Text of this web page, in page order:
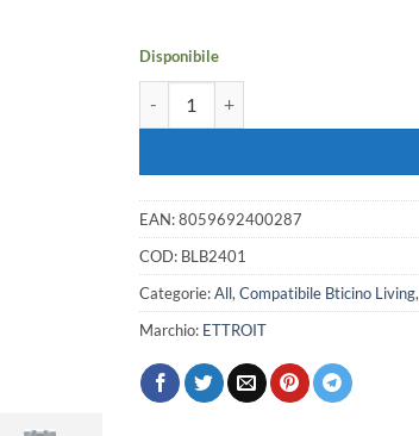
Disponibile
EAN:8059692400287
COD: BLB2401
Categorie:All, Compatibile Bticino Living,
Marchio: ETTROIT